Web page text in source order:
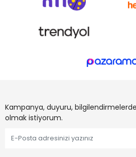
Kampanya, duyuru,
olmak istiyorum.